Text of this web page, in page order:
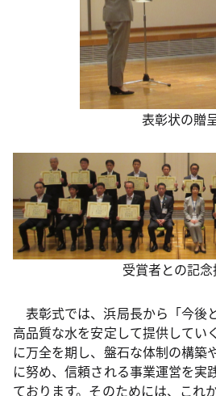
表彰状の贈
受賞者との記
表彰式では、浜局長から「今後
高品質な水を安定して提供してい
に万全を期し、盤石な体制の構築
に努め、信頼される事業運営を実
ております。そのためには、これ